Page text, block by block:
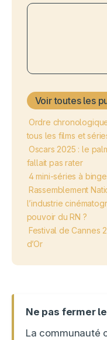
Voir toutes les
Ordre
tous les films et
Oscars 2025 : le
fallait pas rater
4 mini-séries à
Rassemblement
l’industrie
pouvoir du RN ?
Festival de Cannes
d’Or
Ne pas fermer
La communauté